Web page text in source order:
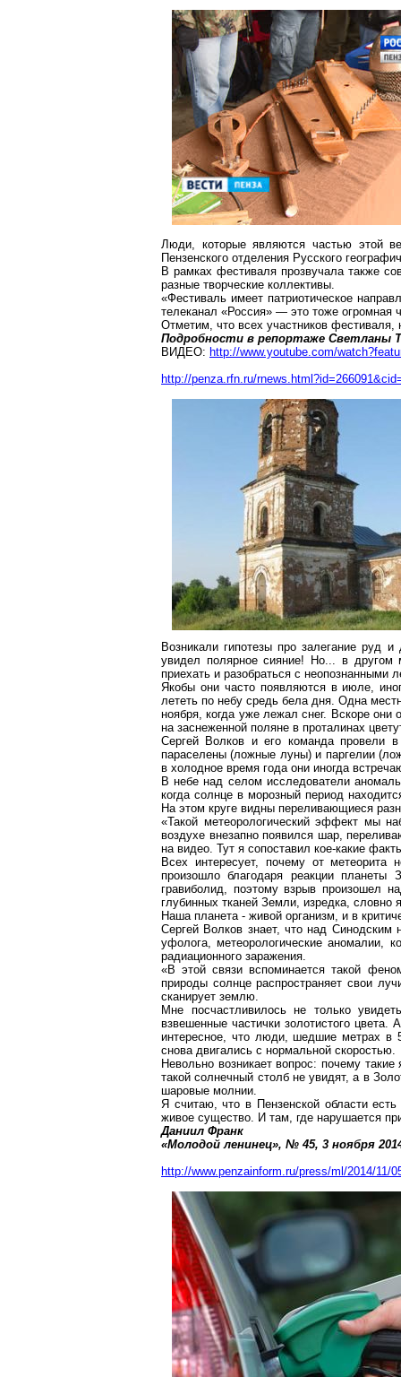
Люди, которые являются частью этой
Пензенского отделения Русского
В рамках фестиваля прозвучала также
разные творческие коллективы.
«Фестиваль имеет патриотическое
телеканал «Россия» — это тоже огромная
Отметим, что всех участников
Подробности в репортаже Светланы
ВИДЕО: http://www.youtube.com/
http://penza.rfn.ru/
Возникали гипотезы про залегание руд
увидел полярное сияние! Но... в другом
приехать и разобраться с неопознанными
Якобы они часто появляются в июле,
лететь по небу средь бела дня. Одна
ноября, когда уже лежал снег. Вскоре
на заснеженной поляне в проталинах
Сергей Волков и его команда провели
параселены (ложные луны) и паргелии
в холодное время года они иногда
В небе над селом исследователи
когда солнце в морозный период
На этом круге видны переливающиеся
«Такой метеорологический эффект мы
воздухе внезапно появился шар,
на видео. Тут я сопоставил кое-какие
Всех интересует, почему от
произошло благодаря реакции
гравиболид, поэтому взрыв произошел
глубинных тканей Земли, изредка,
Наша планета - живой организм, и в
Сергей Волков знает, что над
уфолога, метеорологические аномалии,
радиационного заражения.
«В этой связи вспоминается такой
природы солнце распространяет свои
сканирует землю.
Мне посчастливилось не только
взвешенные частички золотистого
интересное, что люди, шедшие метрах в
снова двигались с нормальной скоростью.
Невольно возникает вопрос: почему
такой солнечный столб не увидят, а в
шаровые молнии.
Я считаю, что в Пензенской области
живое существо. И там, где нарушается
Даниил Франк
«Молодой ленинец», № 45, 3 ноября
http://www.penzainform.ru/press/ml/2014/11/